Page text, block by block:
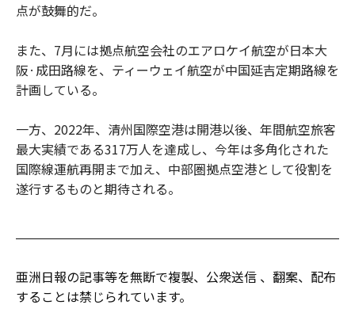
点が鼓舞的だ。
また、7月には拠点航空会社のエアロケイ航空が日本大
阪·成田路線を、ティーウェイ航空が中国延吉定期路線を
計画している。
一方、2022年、清州国際空港は開港以後、年間航空旅客
最大実績である317万人を達成し、今年は多角化された
国際線運航再開まで加え、中部圏拠点空港として役割を
遂行するものと期待される。
亜洲日報の記事等を無断で複製、公衆送信 、翻案、配布
することは禁じられています。